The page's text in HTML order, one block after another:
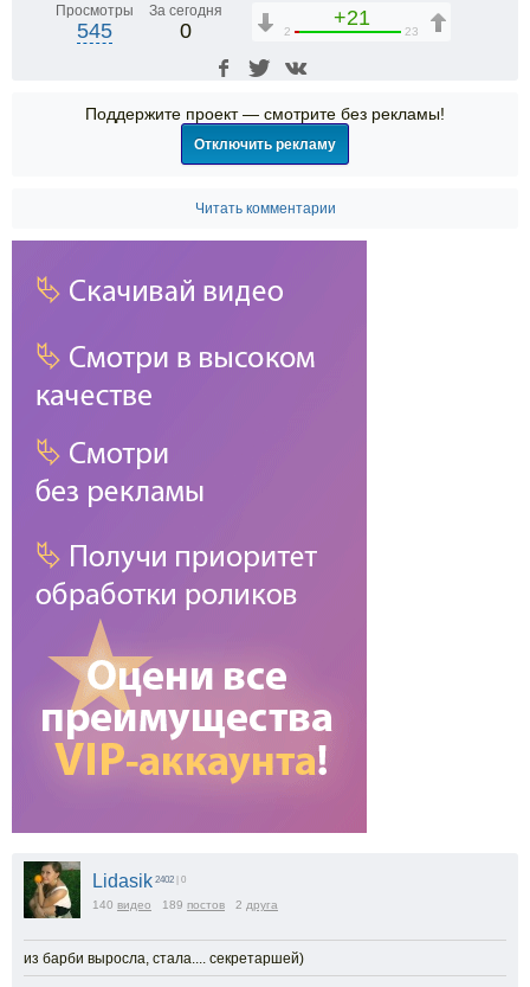
Просмотры
545
За сегодня
0
+21
2 23
Поддержите проект — смотрите без рекламы!
Отключить рекламу
Читать комментарии
Lidasik 2402 | 0
140 видео 189 постов 2 друга
из барби выросла, стала.... секретаршей)